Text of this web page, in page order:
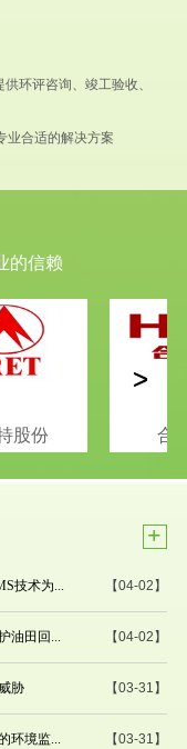
环评咨询、竣工验收、
业合适的解决方案
的信赖
股份 合
>
+
【04-02】
技术为...
【04-02】
油田回...
【03-31】
胁
【03-31】
环境监...